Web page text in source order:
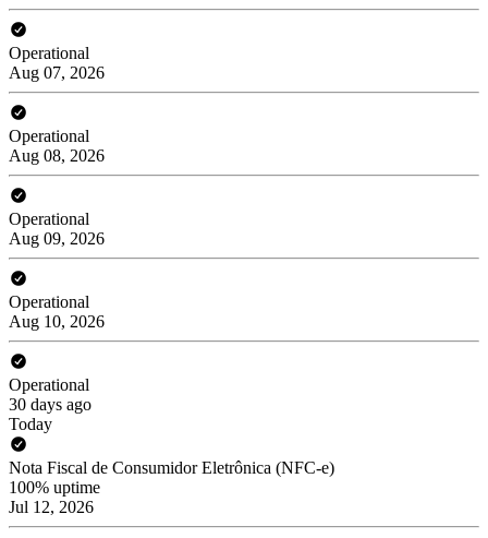
Operational
Aug 07, 2026
Operational
Aug 08, 2026
Operational
Aug 09, 2026
Operational
Aug 10, 2026
Operational
30 days ago
Today
Nota Fiscal de Consumidor Eletrônica (NFC-e)
100% uptime
Jul 12, 2026